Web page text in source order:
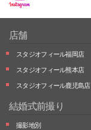
店舗
スタジオフィール福岡店
スタジオフィール熊本店
スタジオフィール鹿児島店
結婚式前撮り
撮影地別